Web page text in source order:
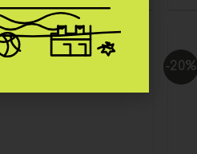
-20%